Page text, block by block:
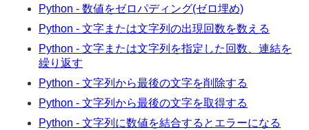
Python - 数値をゼロパディング(ゼロ埋め)
Python - 文字または文字列の出現回数を数える
Python - 文字または文字列を指定した回数、連結を
繰り返す
Python - 文字列から最後の文字を削除する
Python - 文字列から最後の文字を取得する
Python - 文字列に数値を結合するとエラーになる